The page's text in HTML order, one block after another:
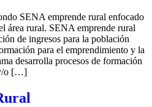
SENA emprende rural enfocado
área rural. SENA emprende rural
de ingresos para la población
para el emprendimiento y la
desarrolla procesos de formación
o […]